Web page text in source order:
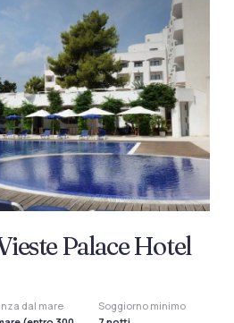
Palace Hotel
dal mare
Soggiorno minimo